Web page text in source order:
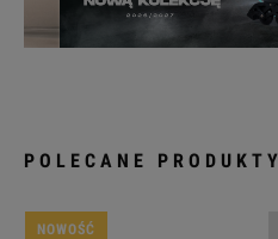
POLECANE PRODUKTY
NOWOŚĆ